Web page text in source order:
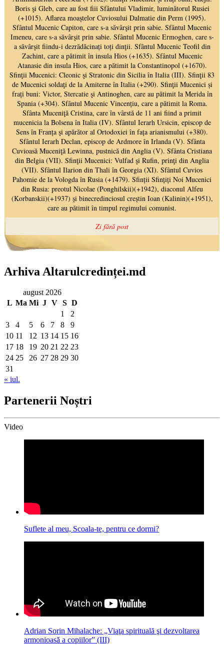
Arhiva Altarulcredinței.md
august 2026
L Ma Mi J V S D
1
2
3
4 5 6 7 8
9
10 11 12 13 14 15 16
17 18 19 20 21 22 23
24 25 26 27 28 29 30
31
« iul.
Partenerii Noștri
Video
Suflete al meu, Scoala-te, pentru ce dormi?
Adrian Sorin Mihalache: „Viaţa spirituală şi dezvoltarea
armonioasă a copiilor” (III)